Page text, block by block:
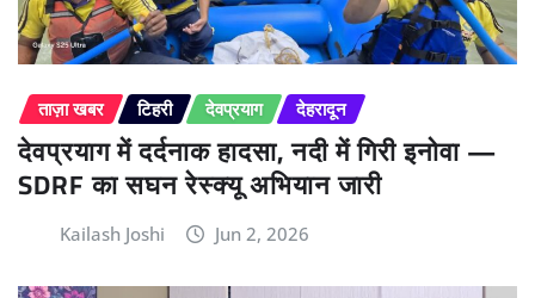
ताज़ा खबर टिहरी देवप्रयाग देहरादून
देवप्रयाग में दर्दनाक हादसा, नदी में गिरी इनोवा —
SDRF का सघन रेस्क्यू अभियान जारी
Kailash Joshi Jun 2, 2026